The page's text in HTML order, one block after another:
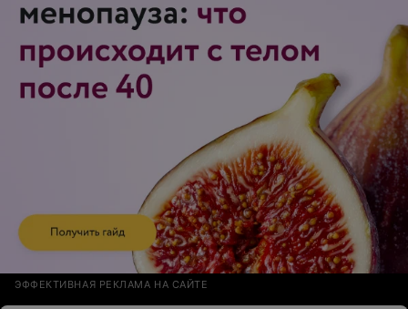
ЭФФЕКТИВНАЯ РЕКЛАМА НА САЙТЕ